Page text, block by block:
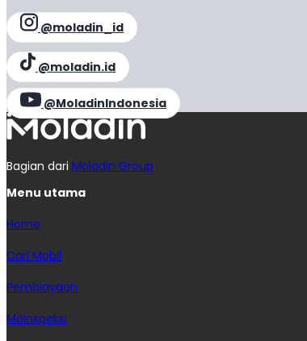
@moladin_id
@moladin.id
@MoladinIndonesia
Bagian dari Moladin Group
Menu utama
Home
Cari Mobil
Pembiayaan
MoInspeksi